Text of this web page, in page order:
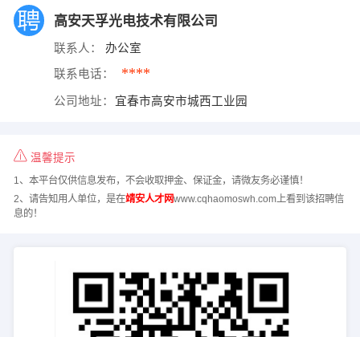
高安天孚光电技术有限公司
联系人： 办公室
联系电话： ****
公司地址： 宜春市高安市城西工业园
温馨提示
1、本平台仅供信息发布，不会收取押金、保证金，请微友务必谨慎！
2、请告知用人单位，是在靖安人才网www.cqhaomoswh.com上看到该招聘信
息的！